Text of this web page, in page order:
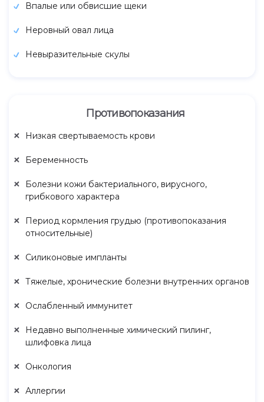
Впалые или обвисшие щеки
Неровный овал лица
Невыразительные скулы
Противопоказания
Низкая свертываемость крови
Беременность
Болезни кожи бактериального, вирусного,
грибкового характера
Период кормления грудью (противопоказания
относительные)
Силиконовые импланты
Тяжелые, хронические болезни внутренних органов
Ослабленный иммунитет
Недавно выполненные химический пилинг,
шлифовка лица
Онкология
Аллергии